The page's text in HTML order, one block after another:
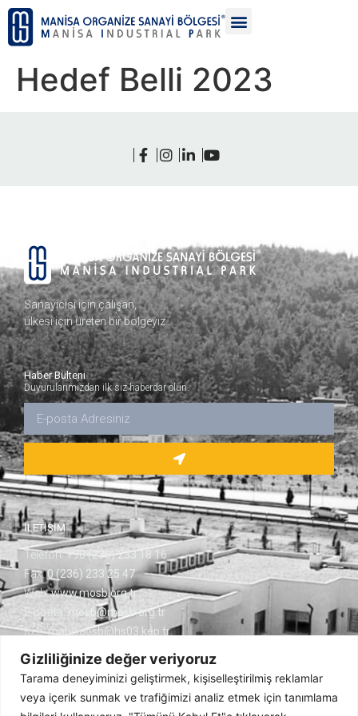
Gizliliğinize değer veriyoruz
Tarama deneyiminizi geliştirmek, kişiselleştirilmiş reklamlar
veya içerik sunmak ve trafiğimizi analiz etmek için tanımlama
Hedef Belli 2023
Sanayicisi için çalışan,
ülkesi için üreten bir bölgeyiz…
Haber Bülteni
Duyurularımızdan ilk siz haberdar olun.
İLETİŞİM
Telefon:+90 (236) 233 18 16
Fax:0 (236) 233 25 47
Web:www.mosb.org.tr
E-posta: mosb@mosb.org.tr
Kep:manisaosb@hs03.kep.tr
Keçiliköy OSB Mh.
Cumhuriyet Blv. No:14 45030 Yunusemre/MANİSA